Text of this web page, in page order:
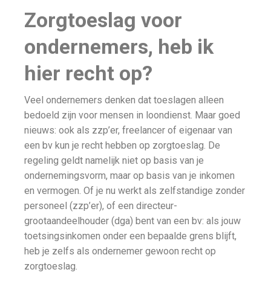
Zorgtoeslag voor
ondernemers, heb ik
hier recht op?
Veel ondernemers denken dat toeslagen alleen
bedoeld zijn voor mensen in loondienst. Maar goed
nieuws: ook als zzp’er, freelancer of eigenaar van
een bv kun je recht hebben op zorgtoeslag. De
regeling geldt namelijk niet op basis van je
ondernemingsvorm, maar op basis van je inkomen
en vermogen. Of je nu werkt als zelfstandige zonder
personeel (zzp’er), of een directeur-
grootaandeelhouder (dga) bent van een bv: als jouw
toetsingsinkomen onder een bepaalde grens blijft,
heb je zelfs als ondernemer gewoon recht op
zorgtoeslag.